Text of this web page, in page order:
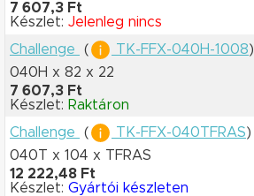
7 607,3 Ft
Készlet: Jelenleg nincs
Challenge
( TK-FFX-040H-1008)
040H x 82 x 22
7 607,3 Ft
Készlet: Raktáron
Challenge
( TK-FFX-040TFRAS)
040T x 104 x TFRAS
12 222,48 Ft
Készlet: Gyártói készleten